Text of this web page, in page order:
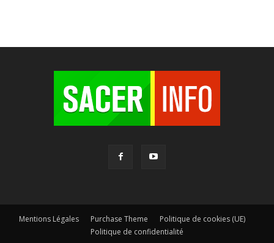
Mentions Légales Purchase Theme
Politique de cookies (UE)
Politique de confidentialité